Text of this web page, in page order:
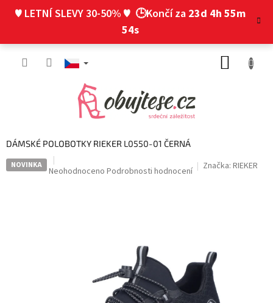
♥ LETNÍ SLEVY 30-50% ♥ 🕒Končí za 23d 4h 55m
53s
DÁMSKÉ POLOBOTKY RIEKER L0550-01 ČERNÁ
NOVINKA
Průměrné
Neohodnoceno Podrobnosti hodnocení Značka: RIEKER